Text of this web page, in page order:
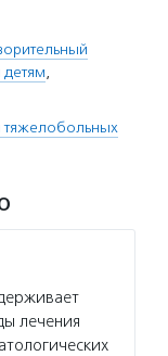
,
тяжелобольных
лечения